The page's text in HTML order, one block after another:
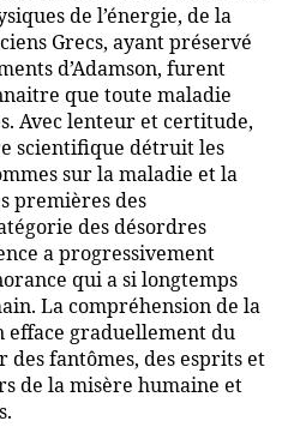
de l’énergie, de la
Grecs, ayant préservé
d’Adamson, furent
que toute maladie
Avec lenteur et certitude,
scientifique détruit les
sur la maladie et la
premières des
des désordres
a progressivement
qui a si longtemps
La compréhension de la
efface graduellement du
des fantômes, des esprits et
de la misère humaine et